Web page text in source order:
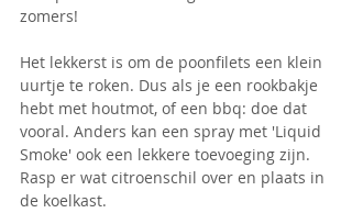
zomers!
Het lekkerst is om de poonfilets een klein
uurtje te roken. Dus als je een rookbakje
hebt met houtmot, of een bbq: doe dat
vooral. Anders kan een spray met 'Liquid
Smoke' ook een lekkere toevoeging zijn.
Rasp er wat citroenschil over en plaats in
de koelkast.